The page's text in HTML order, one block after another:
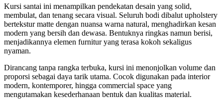
Kursi santai ini menampilkan pendekatan desain yang solid,
membulat, dan tenang secara visual. Seluruh bodi dibalut upholstery
bertekstur matte dengan nuansa warna natural, menghadirkan kesan
modern yang bersih dan dewasa. Bentuknya ringkas namun berisi,
menjadikannya elemen furnitur yang terasa kokoh sekaligus
nyaman.
Dirancang tanpa rangka terbuka, kursi ini menonjolkan volume dan
proporsi sebagai daya tarik utama. Cocok digunakan pada interior
modern, kontemporer, hingga commercial space yang
mengutamakan kesederhanaan bentuk dan kualitas material.